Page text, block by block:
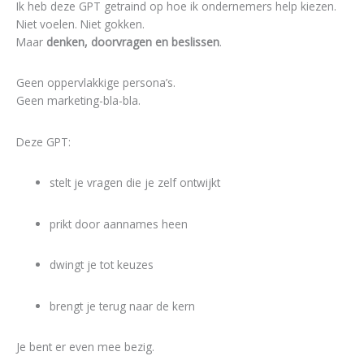
Ik heb deze GPT getraind op hoe ik ondernemers help kiezen.
Niet voelen. Niet gokken.
Maar denken, doorvragen en beslissen.
Geen oppervlakkige persona’s.
Geen marketing-bla-bla.
Deze GPT:
stelt je vragen die je zelf ontwijkt
prikt door aannames heen
dwingt je tot keuzes
brengt je terug naar de kern
Je bent er even mee bezig.